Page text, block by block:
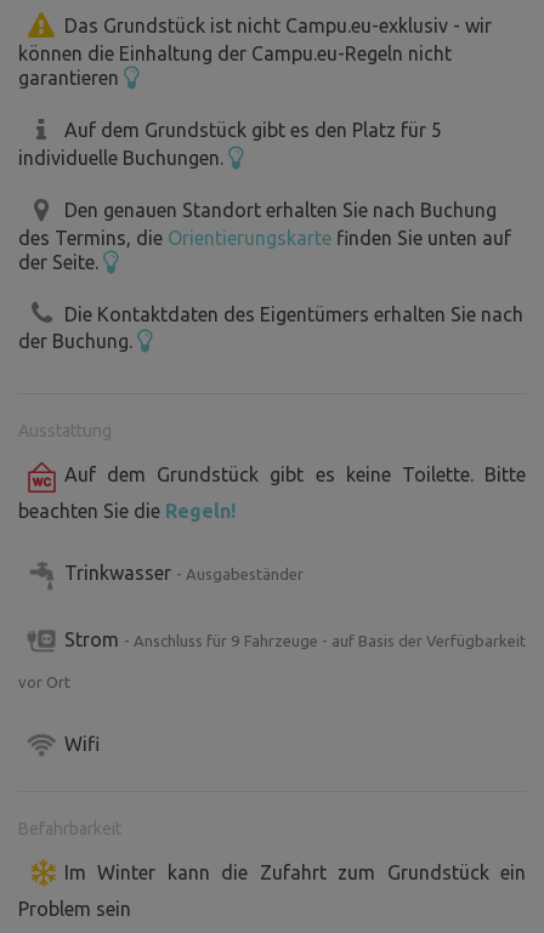
Schlossköche bereiten die perfekte Mahlzeit zu, um Sie
satt zu machen.
Wenn Sie gerne grillen, können wir Sie mit feinsten
versorgen.
Der unvergessliche Geschmack der Wildsteiner
Würstchen.
Wenn Sie einen mehrtägigen Aufenthalt planen,
Keller.
Der Sommelier erzählt Ihnen Geschichten rund um die
Das Grundstück ist nicht Campu.eu-exklusiv - wir
können die Einhaltung der Campu.eu-Regeln nicht
garantieren
Auf dem Grundstück gibt es den Platz für 5
individuelle Buchungen.
Den genauen Standort erhalten Sie nach Buchung
des Termins, die Orientierungskarte finden Sie unten auf
der Seite.
Die Kontaktdaten des Eigentümers erhalten Sie nach
der Buchung.
Ausstattung
Auf dem Grundstück gibt es keine Toilette. Bitte
beachten Sie die Regeln!
Trinkwasser - Ausgabeständer
Strom - Anschluss für 9 Fahrzeuge - auf Basis der Verfügbarkeit
vor Ort
Wifi
Befahrbarkeit
Im Winter kann die Zufahrt zum Grundstück ein
Problem sein